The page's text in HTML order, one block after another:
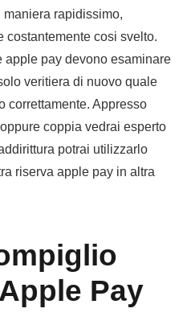
rapidissimo,
costantemente cosi svelto.
apple pay devono esaminare
veritiera di nuovo quale
correttamente. Appresso
coppia vedrai esperto
potrai utilizzarlo
riserva apple pay in altra
Pay